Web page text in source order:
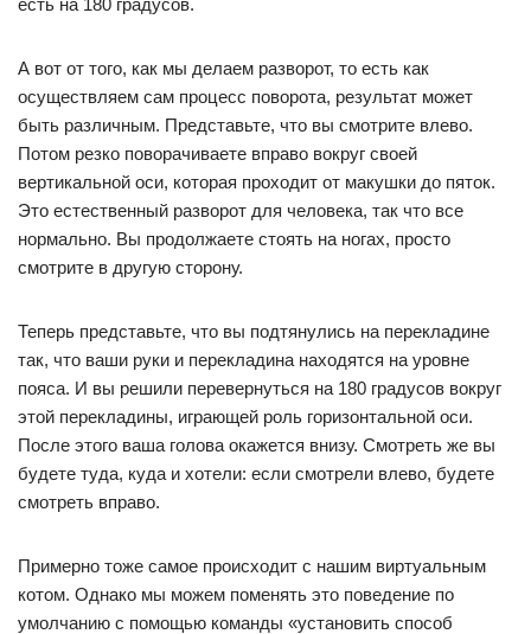
есть на 180 градусов.
А вот от того, как мы делаем разворот, то есть как
осуществляем сам процесс поворота, результат может
быть различным. Представьте, что вы смотрите влево.
Потом резко поворачиваете вправо вокруг своей
вертикальной оси, которая проходит от макушки до пяток.
Это естественный разворот для человека, так что все
нормально. Вы продолжаете стоять на ногах, просто
смотрите в другую сторону.
Теперь представьте, что вы подтянулись на перекладине
так, что ваши руки и перекладина находятся на уровне
пояса. И вы решили перевернуться на 180 градусов вокруг
этой перекладины, играющей роль горизонтальной оси.
После этого ваша голова окажется внизу. Смотреть же вы
будете туда, куда и хотели: если смотрели влево, будете
смотреть вправо.
Примерно тоже самое происходит с нашим виртуальным
котом. Однако мы можем поменять это поведение по
умолчанию с помощью команды «установить способ